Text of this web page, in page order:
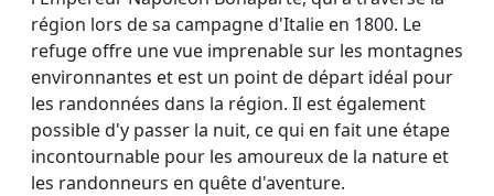
région lors de sa campagne d'Italie en 1800. Le
refuge offre une vue imprenable sur les montagnes
environnantes et est un point de départ idéal pour
les randonnées dans la région. Il est également
possible d'y passer la nuit, ce qui en fait une étape
incontournable pour les amoureux de la nature et
les randonneurs en quête d'aventure.